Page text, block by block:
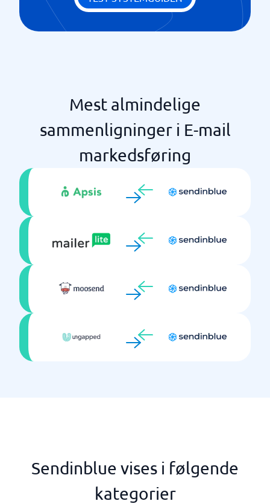
Mest almindelige
sammenligninger i E-mail
markedsføring
Sendinblue vises i følgende
kategorier